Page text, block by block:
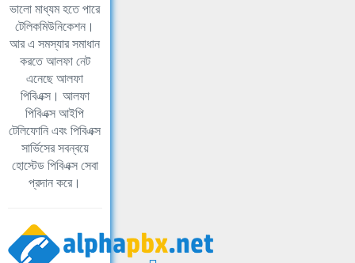
ভালো মাধ্যম হতে পারে
টেলিকমিউনিকেশন।
আর এ সমস্যার সমাধান
করতে আলফা নেট
এনেছে আলফা
পিবিএক্স। আলফা
পিবিএক্স আইপি
টেলিফোনি এবং পিবিএক্স
সার্ভিসের সবন্বয়ে
হোস্টেড পিবিএক্স সেবা
প্রদান করে।